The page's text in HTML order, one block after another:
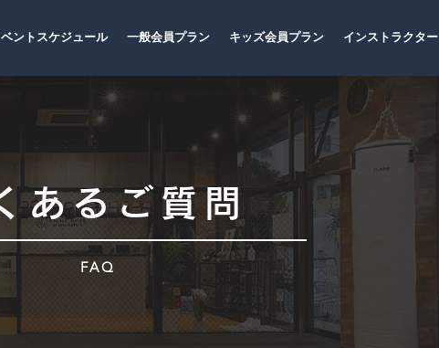
ントスケジュール 一般会員プラン キッズ会員プラン インストラクター
あるご質問
FAQ